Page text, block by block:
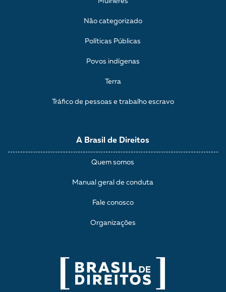
A Brasil de Direitos
Quem somos
Manual geral de conduta
Fale conosco
Organizações
Não categorizado
Políticas Públicas
Povos indígenas
Terra
Tráfico de pessoas e trabalho escravo